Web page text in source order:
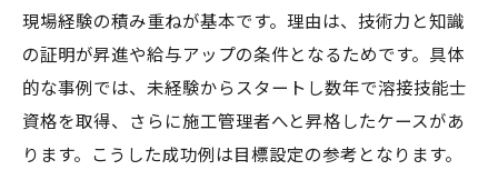
現場経験の積み重ねが基本です。理由は、技術力と知識
の証明が昇進や給与アップの条件となるためです。具体
的な事例では、未経験からスタートし数年で溶接技能士
資格を取得、さらに施工管理者へと昇格したケースがあ
ります。こうした成功例は目標設定の参考となります。